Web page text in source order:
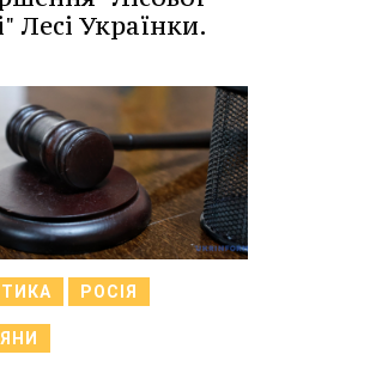
Лесі Українки.
РОСІЯ